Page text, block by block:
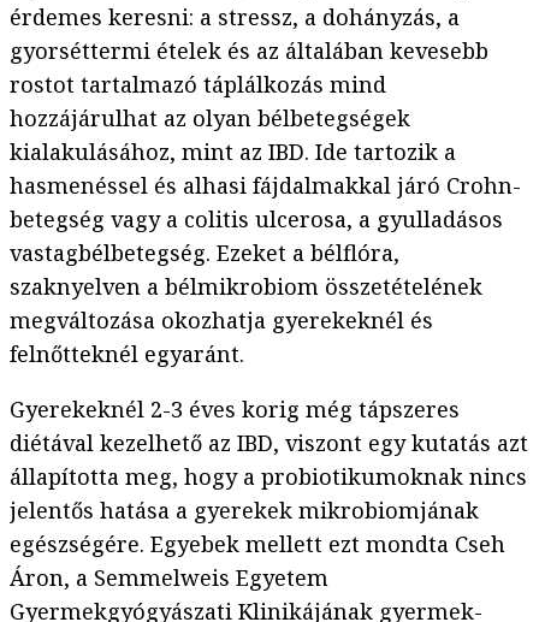
érdemes keresni: a stressz, a dohányzás, a
gyorséttermi ételek és az általában kevesebb
rostot tartalmazó táplálkozás mind
hozzájárulhat az olyan bélbetegségek
kialakulásához, mint az IBD. Ide tartozik a
hasmenéssel és alhasi fájdalmakkal járó Crohn-
betegség vagy a colitis ulcerosa, a gyulladásos
vastagbélbetegség. Ezeket a bélflóra,
szaknyelven a bélmikrobiom összetételének
megváltozása okozhatja gyerekeknél és
felnőtteknél egyaránt.
Gyerekeknél 2-3 éves korig még tápszeres
diétával kezelhető az IBD, viszont egy kutatás azt
állapította meg, hogy a probiotikumoknak nincs
jelentős hatása a gyerekek mikrobiomjának
egészségére. Egyebek mellett ezt mondta Cseh
Áron, a Semmelweis Egyetem
Gyermekgyógyászati Klinikájának gyermek-